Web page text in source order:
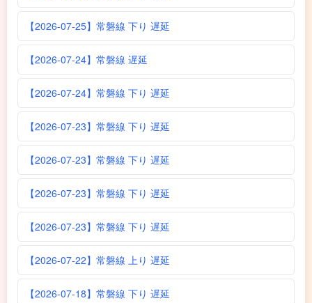
【2026-07-25】常磐線 下り 遅延
【2026-07-24】常磐線 遅延
【2026-07-24】常磐線 下り 遅延
【2026-07-23】常磐線 下り 遅延
【2026-07-23】常磐線 下り 遅延
【2026-07-23】常磐線 下り 遅延
【2026-07-23】常磐線 下り 遅延
【2026-07-22】常磐線 上り 遅延
【2026-07-18】常磐線 下り 遅延